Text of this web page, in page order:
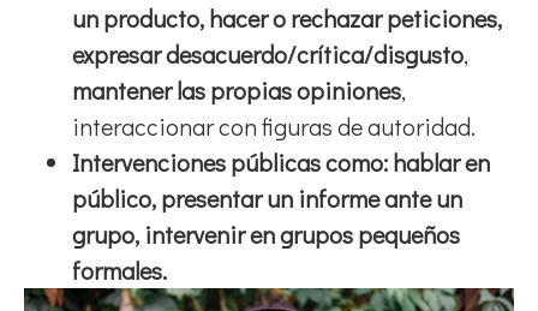
un producto, hacer o rechazar peticiones,
expresar desacuerdo/crítica/disgusto,
mantener las propias opiniones,
interaccionar con figuras de autoridad.
Intervenciones públicas como: hablar en
público, presentar un informe ante un
grupo, intervenir en grupos pequeños
formales.